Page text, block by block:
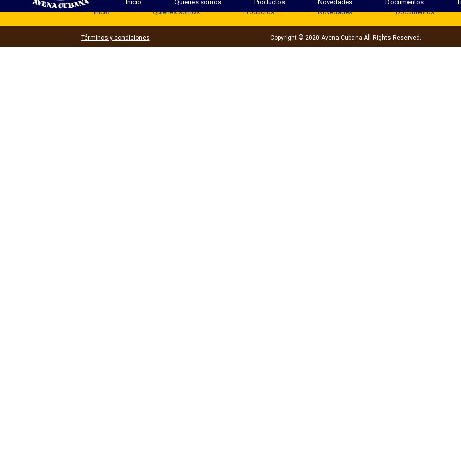
Inicio Quienes somos Productos Novedades Documentos
Inicio
Quienes somos Productos Novedades Documentos
Términos y condiciones Copyright © 2020 Avena Cubana All Rights Reserved.